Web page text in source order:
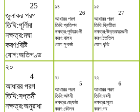
25
জুলাকর পরগ
তিথি:পূর্ণিমা
নক্ষত্র:মঘা
করণ:বিষ্টি
যোগ:অতিগণ্ড
১৪
26
আধারর পরগ
তিথি:প্রতিপদ
নক্ষত্র:পূর্বফাল্গুনী
করণ:বালব
যোগ:সুকর্মা
১৫
27
আধারর পরগ
তিথি:দ্বিতীয়া
নক্ষত্র:উত্তরফাল্গুনী
করণ:তৈতিল
যোগ:ধৃতি
২০
4
আধারর পরগ
তিথি:সপ্তমী
নক্ষত্র:অনুরাধা
২১
5
আধারর পরগ
তিথি:অষ্টমী
নক্ষত্র:জ্যেষ্ঠা
করণ:কৌলব
২২
6
আধারর পরগ
তিথি:নবমী
নক্ষত্র:মূলা
করণ:গর